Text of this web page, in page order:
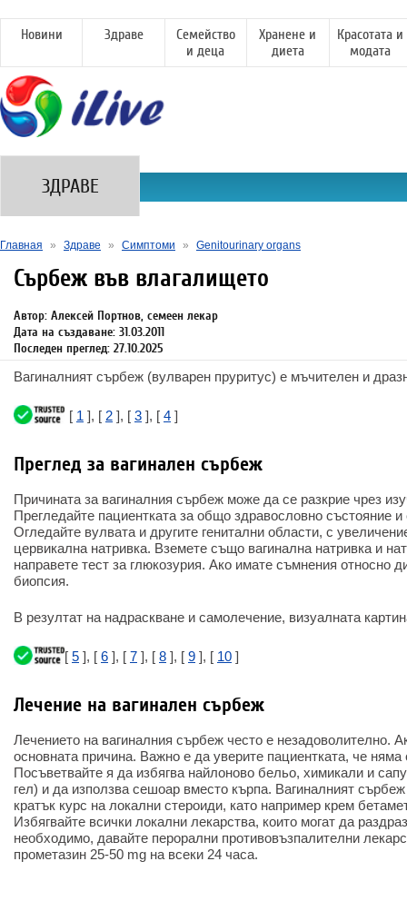
Новини Здраве
Семейство
и деца
Хранене и
диета
Красотата и
модата
ЗДРАВЕ
Главная » Здраве » Симптоми » Genitourinary organs
Сърбеж във влагалището
Автор: Алексей Портнов, семеен лекар
Дата на създаване: 31.03.2011
Последен преглед: 27.10.2025
Вагиналният сърбеж (вулварен пруритус) е мъчителен и
[ 1 ], [ 2 ], [ 3 ], [ 4 ]
Преглед за вагинален сърбеж
Причината за вагиналния сърбеж може да се разкрие чрез
Прегледайте пациентката за общо здравословно състояние
Огледайте вулвата и другите генитални области, с
цервикална натривка. Вземете също вагинална натривка и
направете тест за глюкозурия. Ако имате съмнения относно
биопсия.
В резултат на надраскване и самолечение, визуалната
[ 5 ], [ 6 ], [ 7 ], [ 8 ], [ 9 ], [ 10 ]
Лечение на вагинален сърбеж
Лечението на вагиналния сърбеж често е незадоволително.
основната причина. Важно е да уверите пациентката, че няма
Посъветвайте я да избягва найлоново бельо, химикали и
гел) и да използва сешоар вместо кърпа. Вагиналният
кратък курс на локални стероиди, като например крем
Избягвайте всички локални лекарства, които могат да
необходимо, давайте перорални противовъзпалителни
прометазин 25-50 mg на всеки 24 часа.